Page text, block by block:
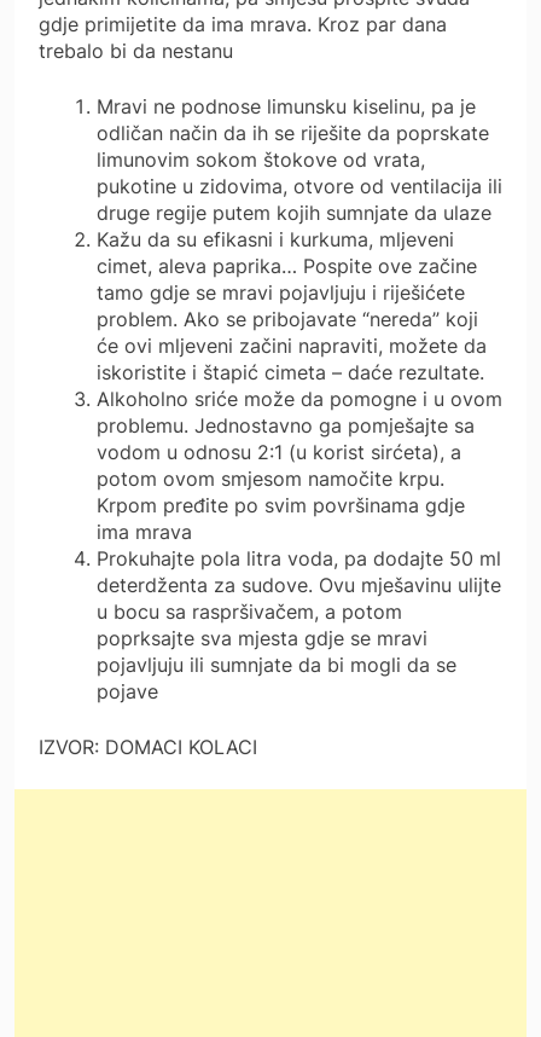
gdje primijetite da ima mrava. Kroz par dana
trebalo bi da nestanu
Mravi ne podnose limunsku kiselinu, pa je
odličan način da ih se riješite da poprskate
limunovim sokom štokove od vrata,
pukotine u zidovima, otvore od ventilacija ili
druge regije putem kojih sumnjate da ulaze
Kažu da su efikasni i kurkuma, mljeveni
cimet, aleva paprika… Pospite ove začine
tamo gdje se mravi pojavljuju i riješićete
problem. Ako se pribojavate “nereda” koji
će ovi mljeveni začini napraviti, možete da
iskoristite i štapić cimeta – daće rezultate.
Alkoholno sriće može da pomogne i u ovom
problemu. Jednostavno ga pomješajte sa
vodom u odnosu 2:1 (u korist sirćeta), a
potom ovom smjesom namočite krpu.
Krpom pređite po svim površinama gdje
ima mrava
Prokuhajte pola litra voda, pa dodajte 50 ml
deterdženta za sudove. Ovu mješavinu ulijte
u bocu sa raspršivačem, a potom
poprksajte sva mjesta gdje se mravi
pojavljuju ili sumnjate da bi mogli da se
pojave
IZVOR: DOMACI KOLACI